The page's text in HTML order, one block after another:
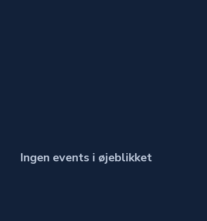
Ingen events i øjeblikket